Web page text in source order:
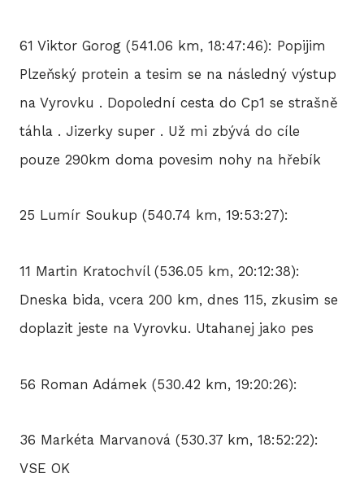
61 Viktor Gorog (541.06 km, 18:47:46): Popijim
Plzeňský protein a tesim se na následný výstup
na Vyrovku . Dopolední cesta do Cp1 se strašně
táhla . Jizerky super . Už mi zbývá do cíle
pouze 290km doma povesim nohy na hřebík
25 Lumír Soukup (540.74 km, 19:53:27):
11 Martin Kratochvíl (536.05 km, 20:12:38):
Dneska bida, vcera 200 km, dnes 115, zkusim se
doplazit jeste na Vyrovku. Utahanej jako pes
56 Roman Adámek (530.42 km, 19:20:26):
36 Markéta Marvanová (530.37 km, 18:52:22):
VSE OK